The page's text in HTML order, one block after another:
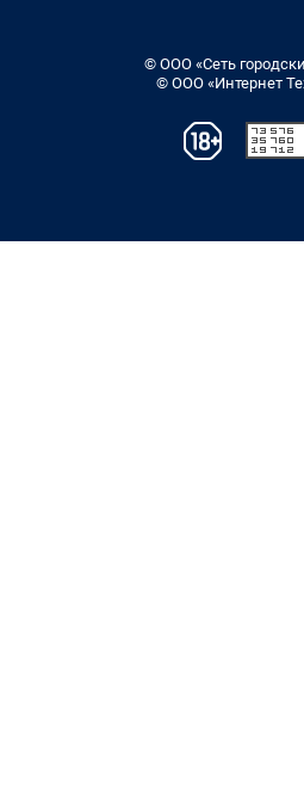
© ООО «Сеть
© ООО «Интернет